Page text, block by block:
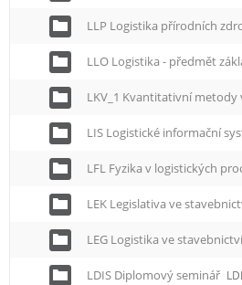
LLP Logistika přírodních
LLO Logistika - předmět
LKV_1 Kvantitativní
LIS Logistické informační
LFL Fyzika v logistických
LEK Legislativa ve
LEG Logistika ve
LDIS Diplomový seminář